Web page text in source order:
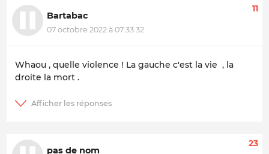
Bartabac
07 octobre 2022 à 07:33:32
11
Whaou , quelle violence ! La gauche c'est la vie , la
droite la mort .
pas de nom
23